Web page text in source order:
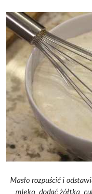
Masło rozpuścić i
mleko, dodać żółtka,